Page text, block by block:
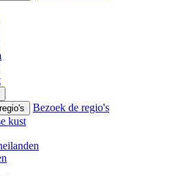
Bezoek de regio's
kust